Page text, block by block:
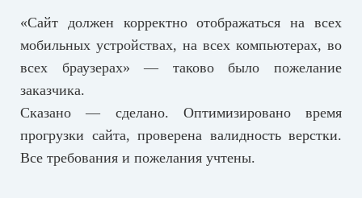
«Сайт должен корректно отображаться на всех
мобильных устройствах, на всех компьютерах, во
всех браузерах» — таково было пожелание
заказчика.
Сказано — сделано. Оптимизировано время
прогрузки сайта, проверена валидность верстки.
Все требования и пожелания учтены.